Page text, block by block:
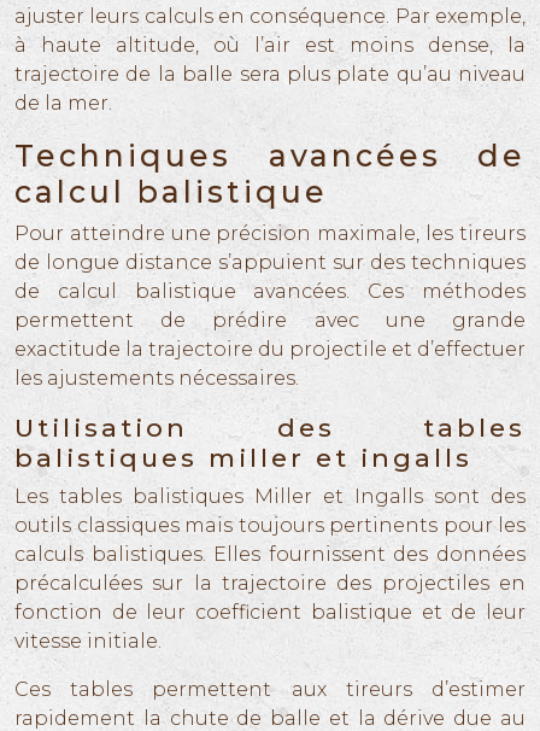
ajuster leurs calculs en conséquence. Par exemple,
à haute altitude, où l’air est moins dense, la
trajectoire de la balle sera plus plate qu’au niveau
de la mer.
Techniques avancées de
calcul balistique
Pour atteindre une précision maximale, les tireurs
de longue distance s’appuient sur des techniques
de calcul balistique avancées. Ces méthodes
permettent de prédire avec une grande
exactitude la trajectoire du projectile et d’effectuer
les ajustements nécessaires.
Utilisation des tables
balistiques miller et ingalls
Les tables balistiques Miller et Ingalls sont des
outils classiques mais toujours pertinents pour les
calculs balistiques. Elles fournissent des données
précalculées sur la trajectoire des projectiles en
fonction de leur coefficient balistique et de leur
vitesse initiale.
Ces tables permettent aux tireurs d’estimer
rapidement la chute de balle et la dérive due au